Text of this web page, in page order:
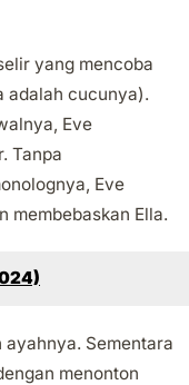
yang mencoba
adalah cucunya).
Eve
Tanpa
Eve
membebaskan Ella.
ayahnya. Sementara
menonton